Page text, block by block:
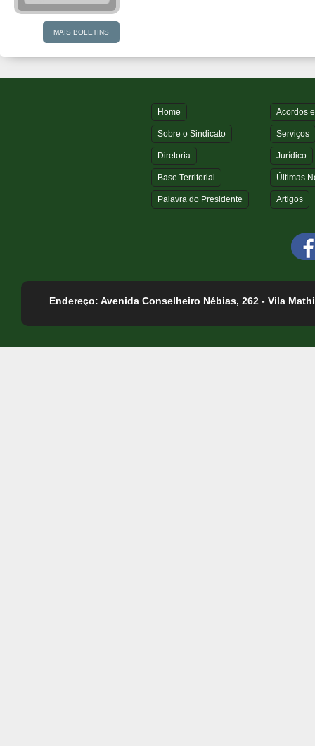
MAIS BOLETINS
Home
Sobre o Sindicato
Diretoria
Base Territorial
Palavra do Presidente
Acordos
Serviços
Jurídico
Últimas
Artigos
Endereço: Avenida Conselheiro Nébias, 262 - Vila